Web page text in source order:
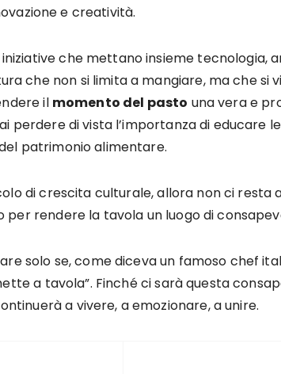
e creatività.
che mettano insieme tecnologia,
che non si limita a mangiare, ma che si
il momento del pasto una vera e
perdere di vista l’importanza di educare
patrimonio alimentare.
di crescita culturale, allora non ci resta
per rendere la tavola un luogo di
solo se, come diceva un famoso chef
a tavola”. Finché ci sarà questa
a vivere, a emozionare, a unire.